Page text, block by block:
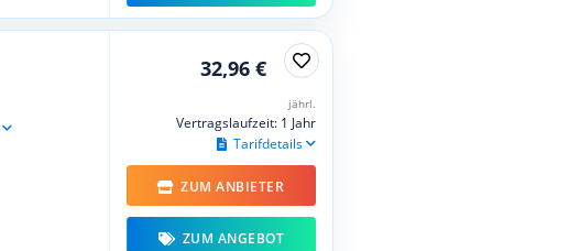
32,96 €
jährl.
Vertragslaufzeit: 1 Jahr
Tarifdetails
ZUM ANBIETER
ZUM ANGEBOT